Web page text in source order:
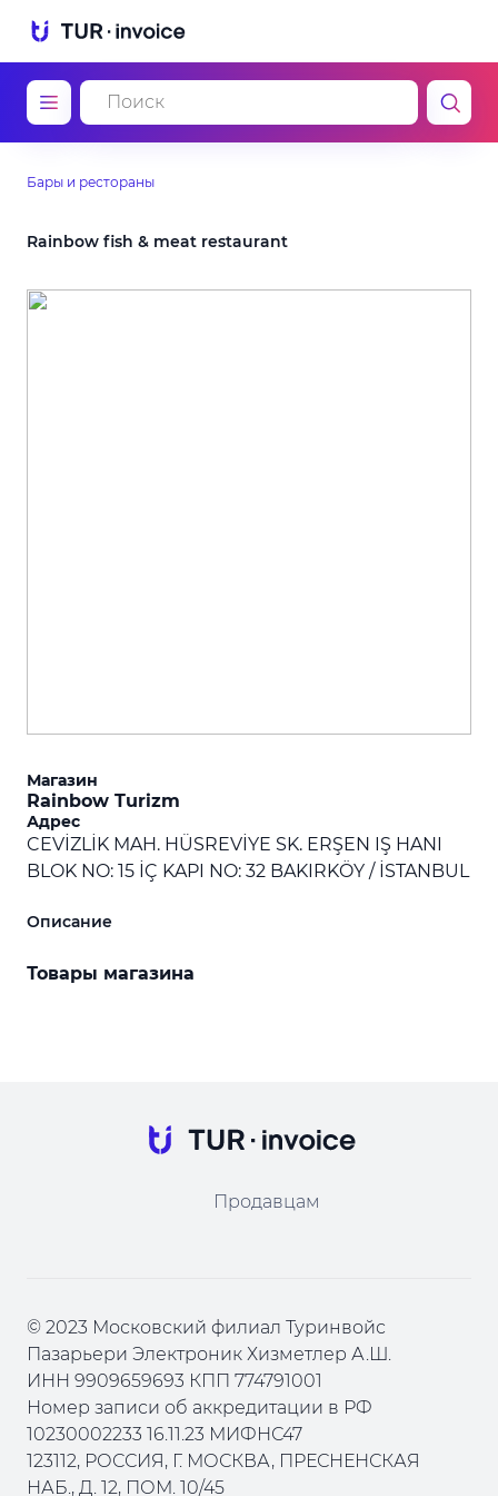
Бары и рестораны
Rainbow fish & meat restaurant
Магазин
Rainbow Turizm
Адрес
CEVİZLİK MAH. HÜSREVİYE SK. ERŞEN IŞ HANI
BLOK NO: 15 İÇ KAPI NO: 32 BAKIRKÖY / İSTANBUL
Описание
Товары магазина
Продавцам
© 2023 Московский филиал Туринвойс
Пазарьери Электроник Хизметлер А.Ш.
ИНН 9909659693 КПП 774791001
Номер записи об аккредитации в РФ
10230002233 16.11.23 МИФНС47
123112, РОССИЯ, Г. МОСКВА, ПРЕСНЕНСКАЯ
НАБ., Д. 12, ПОМ. 10/45